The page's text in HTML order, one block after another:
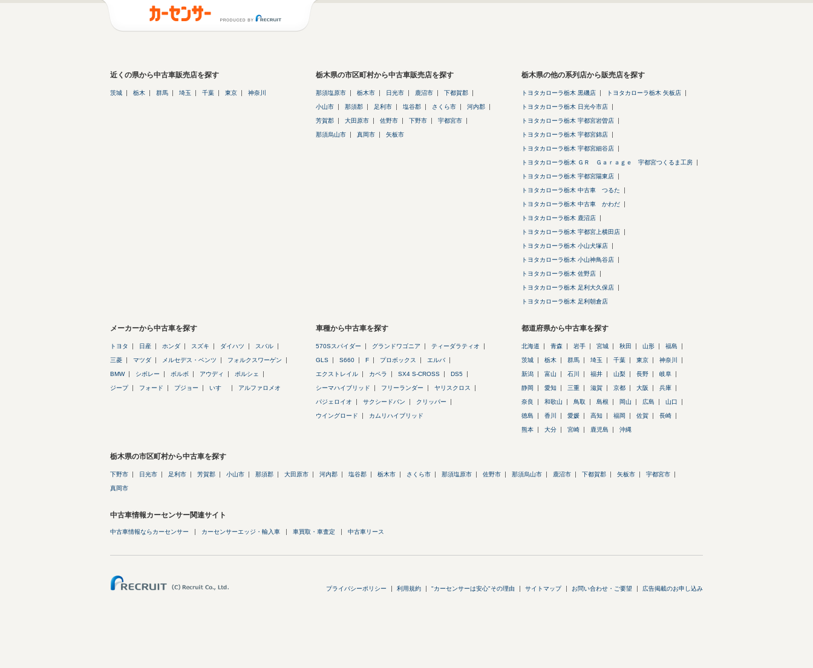
近くの県から中古車販売店を探す
茨城 栃木 群馬 埼玉 千葉 東京 神奈川
栃木県の市区町村から中古車販売店を探す
那須塩原市 栃木市 日光市 鹿沼市 下都賀郡
小山市 那須郡 足利市 塩谷郡 さくら市 河内郡
芳賀郡 大田原市 佐野市 下野市 宇都宮市
那須烏山市 真岡市 矢板市
栃木県の他の系列店から販売店を探す
トヨタカローラ栃木 黒磯店 トヨタカローラ栃木 矢板店
トヨタカローラ栃木 日光今市店
トヨタカローラ栃木 宇都宮岩曽店
トヨタカローラ栃木 宇都宮錦店
トヨタカローラ栃木 宇都宮細谷店
トヨタカローラ栃木 ＧＲ Ｇａｒａｇｅ 宇都宮つくるま工房
トヨタカローラ栃木 宇都宮陽東店
トヨタカローラ栃木 中古車 つるた
トヨタカローラ栃木 中古車 かわだ
トヨタカローラ栃木 鹿沼店
トヨタカローラ栃木 宇都宮上横田店
トヨタカローラ栃木 小山犬塚店
トヨタカローラ栃木 小山神鳥谷店
トヨタカローラ栃木 佐野店
トヨタカローラ栃木 足利大久保店
トヨタカローラ栃木 足利朝倉店
メーカーから中古車を探す
トヨタ 日産 ホンダ スズキ ダイハツ スバル
三菱 マツダ メルセデス・ベンツ フォルクスワーゲン
BMW シボレー ボルボ アウディ ポルシェ
ジープ フォード プジョー いすゞ アルファロメオ
車種から中古車を探す
570Sスパイダー グランドワゴニア ティーダラティオ
GLS S660 F プロボックス エルバ
エクストレイル カペラ SX4 S-CROSS DS5
シーマハイブリッド フリーランダー ヤリスクロス
パジェロイオ サクシードバン クリッパー
ウイングロード カムリハイブリッド
都道府県から中古車を探す
北海道 青森 岩手 宮城 秋田 山形 福島
茨城 栃木 群馬 埼玉 千葉 東京 神奈川
新潟 富山 石川 福井 山梨 長野 岐阜
静岡 愛知 三重 滋賀 京都 大阪 兵庫
奈良 和歌山 鳥取 島根 岡山 広島 山口
徳島 香川 愛媛 高知 福岡 佐賀 長崎
熊本 大分 宮崎 鹿児島 沖縄
栃木県の市区町村から中古車を探す
下野市 日光市 足利市 芳賀郡 小山市 那須郡 大田原市 河内郡 塩谷郡 栃木市 さくら市 那須塩原市 佐野市 那須烏山市 鹿沼市 下都賀郡 矢板市 宇都宮市
真岡市
中古車情報カーセンサー関連サイト
中古車情報ならカーセンサー カーセンサーエッジ・輸入車 車買取・車査定 中古車リース
プライバシーポリシー 利用規約 "カーセンサーは安心"その理由 サイトマップ お問い合わせ・ご要望 広告掲載のお申し込み